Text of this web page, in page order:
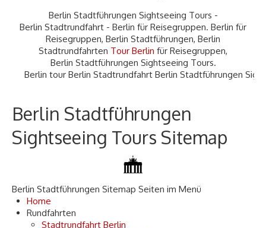
Berlin Stadtführungen Sightseeing Tours -
Berlin Stadtrundfahrt - Berlin für Reisegruppen. Berlin für
Reisegruppen, Berlin Stadtführungen, Berlin
Stadtrundfahrten Tour Berlin für Reisegruppen,
Berlin Stadtführungen Sightseeing Tours.
tour Berlin Stadtrundfahrt Berlin Stadtführungen Sightseeing
Berlin Stadtführungen
Sightseeing Tours Sitemap
Berlin Stadtführungen Sitemap Seiten im Menü
Home
Rundfahrten
Stadtrundfahrt Berlin